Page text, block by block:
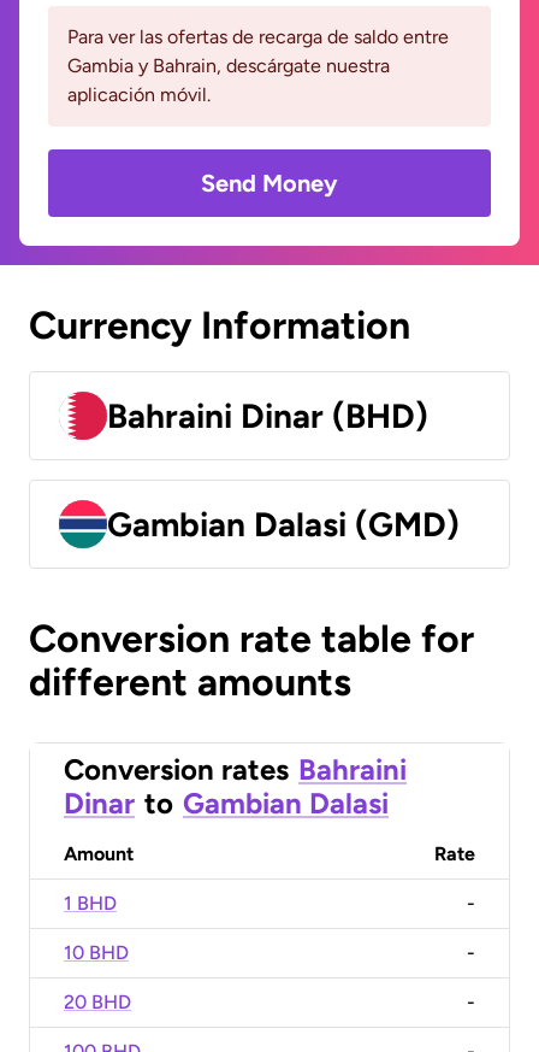
Para ver las ofertas de recarga de saldo entre
Gambia y Bahrain, descárgate nuestra
aplicación móvil.
Send Money
Currency Information
Bahraini Dinar (BHD)
Gambian Dalasi (GMD)
Conversion rate table for
different amounts
Conversion rates Bahraini
Dinar to Gambian Dalasi
Amount Rate
1 BHD -
10 BHD -
20 BHD -